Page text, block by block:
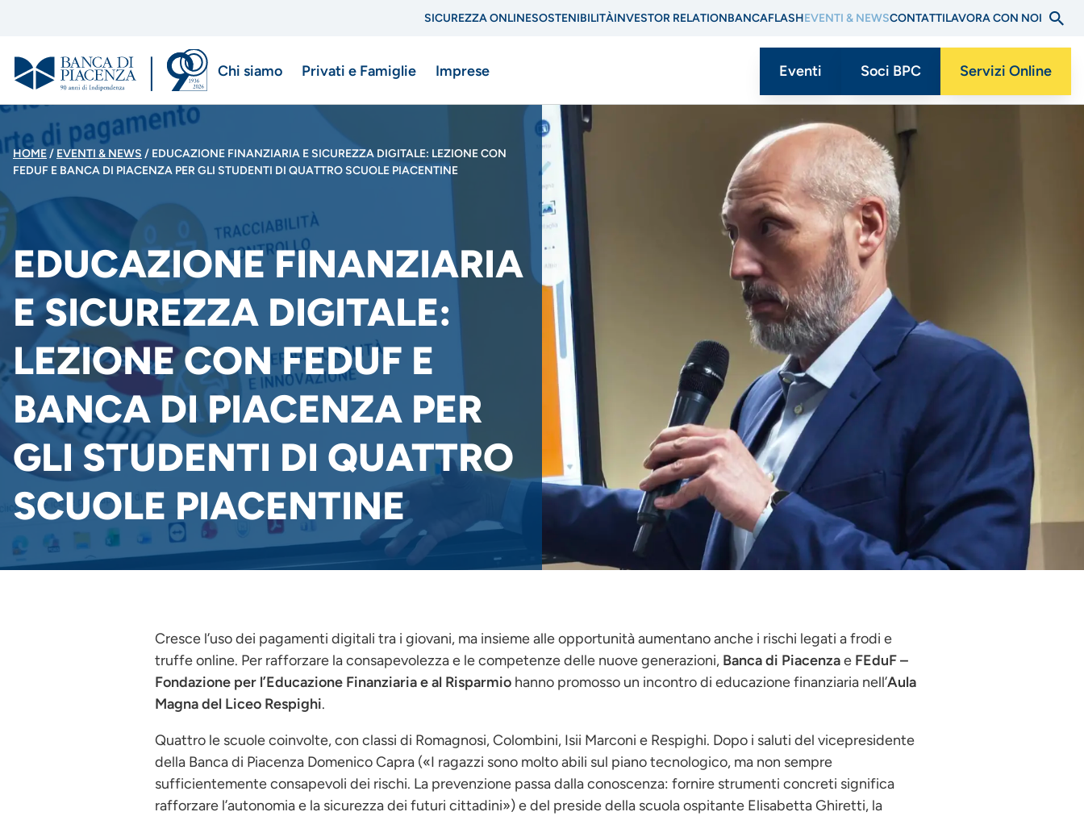
contenuto
principale
di
navigazione
di
servizio
SICUREZZA ONLINESOSTENIBILITÀINVESTOR RELATIONBANCAFLASHEVENTI & NEWSCONTATTILAVORA CON NOI
Menu
di
navigazione
principale
Chi siamo Privati e Famiglie Imprese
Menu
CTA
Eventi Soci BPC Servizi Online
BRICIOLE
DI
PANE
HOME EVENTI & NEWS
EDUCAZIONE FINANZIARIA E SICUREZZA DIGITALE: LEZIONE CON
FEDUF E BANCA DI PIACENZA PER GLI STUDENTI DI QUATTRO SCUOLE PIACENTINE
EDUCAZIONE FINANZIARIA
E SICUREZZA DIGITALE:
LEZIONE CON FEDUF E
BANCA DI PIACENZA PER
GLI STUDENTI DI QUATTRO
SCUOLE PIACENTINE
Cresce l’uso dei pagamenti digitali tra i giovani, ma insieme alle opportunità aumentano anche i rischi legati a frodi e
truffe online. Per rafforzare la consapevolezza e le competenze delle nuove generazioni, Banca di Piacenzae FEduF –
Fondazione per l’Educazione Finanziaria e al Risparmio hanno promosso un incontro di educazione finanziaria nell’Aula
Magna del Liceo Respighi.
Quattro le scuole coinvolte, con classi di Romagnosi, Colombini, Isii Marconi e Respighi. Dopo i saluti del vicepresidente
della Banca di Piacenza Domenico Capra («I ragazzi sono molto abili sul piano tecnologico, ma non sempre
sufficientemente consapevoli dei rischi. La prevenzione passa dalla conoscenza: fornire strumenti concreti significa
rafforzare l’autonomia e la sicurezza dei futuri cittadini») e del preside della scuola ospitante Elisabetta Ghiretti, la